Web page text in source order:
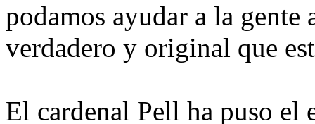
podamos ayudar a la gente
verdadero y original que
El cardenal Pell ha puso el